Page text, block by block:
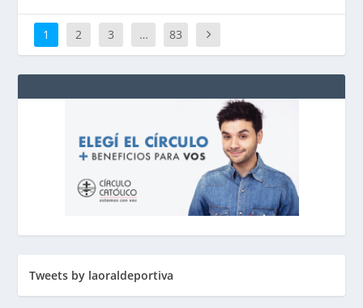
1 2 3 … 83
Tweets by laoraldeportiva